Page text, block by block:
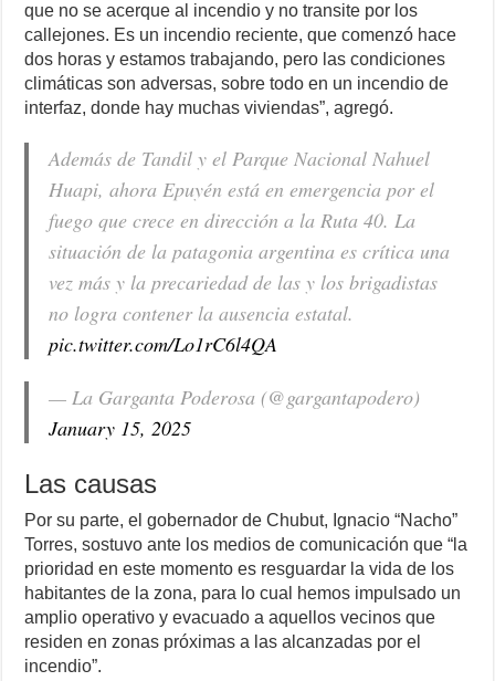
que no se acerque al incendio y no transite por los
callejones. Es un incendio reciente, que comenzó hace
dos horas y estamos trabajando, pero las condiciones
climáticas son adversas, sobre todo en un incendio de
interfaz, donde hay muchas viviendas”, agregó.
Además de Tandil y el Parque Nacional Nahuel
Huapi, ahora Epuyén está en emergencia por el
fuego que crece en dirección a la Ruta 40. La
situación de la patagonia argentina es crítica una
vez más y la precariedad de las y los brigadistas
no logra contener la ausencia estatal.
pic.twitter.com/Lo1rC6l4QA
— La Garganta Poderosa (@gargantapodero)
January 15, 2025
Las causas
Por su parte, el gobernador de Chubut, Ignacio “Nacho”
Torres, sostuvo ante los medios de comunicación que “la
prioridad en este momento es resguardar la vida de los
habitantes de la zona, para lo cual hemos impulsado un
amplio operativo y evacuado a aquellos vecinos que
residen en zonas próximas a las alcanzadas por el
incendio”.